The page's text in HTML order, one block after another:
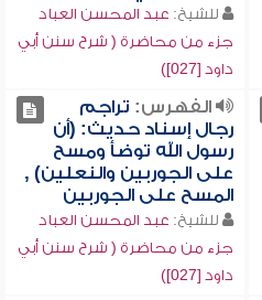
للشيخ: عبد المحسن العباد
جزء من محاضرة ( شرح سنن أبي
داود [027])
الفهرس: تراجم
رجال إسناد حديث: (أن
رسول الله توضأ ومسح
على الجوربين والنعلين) ,
المسح على الجوربين
للشيخ: عبد المحسن العباد
جزء من محاضرة ( شرح سنن أبي
داود [027])